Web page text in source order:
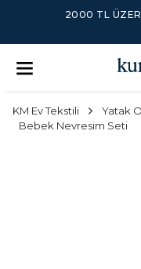
2000 TL
KM Ev Tekstili Yatak
Bebek Nevresim Seti